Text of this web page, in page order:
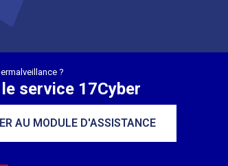
?
service 17Cyber
AU MODULE D'ASSISTANCE